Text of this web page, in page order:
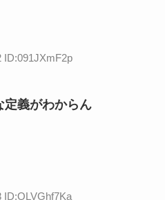
ID:091JXmF2p
定義がわからん
ID:QLVGhf7Ka